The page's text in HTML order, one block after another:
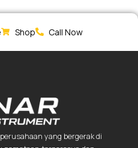
Shop Call Now
yang bergerak di